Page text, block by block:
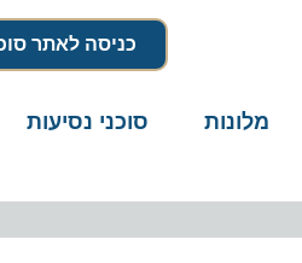
כניסה לאתר סוכנים
מלונות סוכני נסיעות